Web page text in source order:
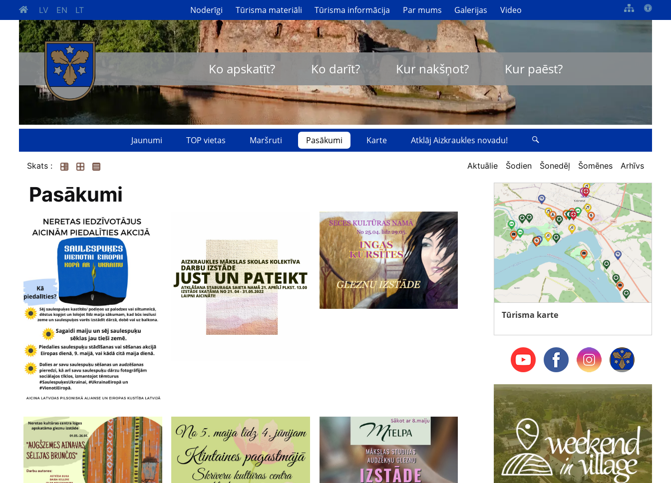
LV EN LT Noderīgi Tūrisma materiāli Tūrisma informācija Par mums Galerijas Video
Ko apskatīt? Ko darīt? Kur nakšņot? Kur paēst?
Jaunumi TOP vietas Maršruti Pasākumi Karte Atklāj Aizkraukles novadu!
Skats : Aktuālie Šodien Šonedēļ Šomēnes Arhīvs
Pasākumi
Tūrisma karte